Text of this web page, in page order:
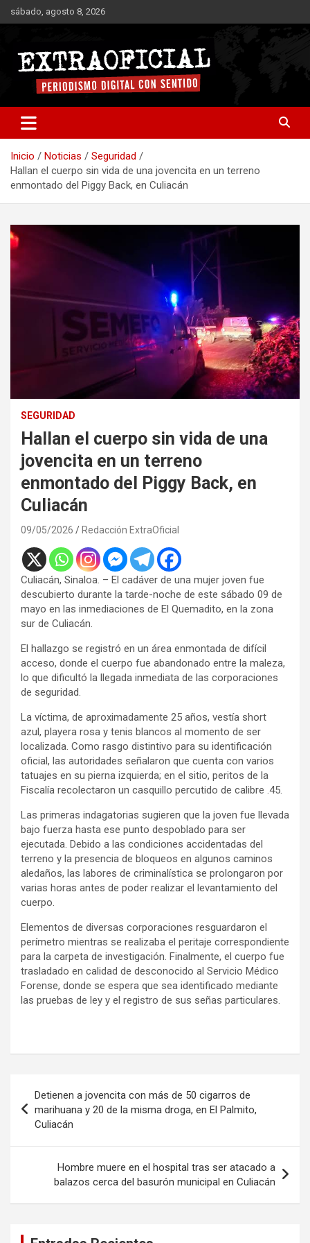
Saltar
al
sábado, agosto 8, 2026
Extraoficial
Inicio Noticias
Seguridad
Hallan el cuerpo sin vida de una jovencita en un terreno
enmontado del Piggy Back, en Culiacán
SEGURIDAD
Hallan el cuerpo sin vida de una
jovencita en un terreno
enmontado del Piggy Back, en
Culiacán
09/05/2026 Redacción ExtraOficial
Culiacán, Sinaloa. – El cadáver de una mujer joven fue
descubierto durante la tarde-noche de este sábado 09 de
mayo en las inmediaciones de El Quemadito, en la zona
sur de Culiacán.
El hallazgo se registró en un área enmontada de difícil
acceso, donde el cuerpo fue abandonado entre la maleza,
lo que dificultó la llegada inmediata de las corporaciones
de seguridad.
La víctima, de aproximadamente 25 años, vestía short
azul, playera rosa y tenis blancos al momento de ser
localizada. Como rasgo distintivo para su identificación
oficial, las autoridades señalaron que cuenta con varios
tatuajes en su pierna izquierda; en el sitio, peritos de la
Fiscalía recolectaron un casquillo percutido de calibre .45.
Las primeras indagatorias sugieren que la joven fue llevada
bajo fuerza hasta ese punto despoblado para ser
ejecutada. Debido a las condiciones accidentadas del
terreno y la presencia de bloqueos en algunos caminos
aledaños, las labores de criminalística se prolongaron por
varias horas antes de poder realizar el levantamiento del
cuerpo.
Elementos de diversas corporaciones resguardaron el
perímetro mientras se realizaba el peritaje correspondiente
para la carpeta de investigación. Finalmente, el cuerpo fue
trasladado en calidad de desconocido al Servicio Médico
Forense, donde se espera que sea identificado mediante
las pruebas de ley y el registro de sus señas particulares.
de
entradas
Detienen a jovencita con más de 50 cigarros de
marihuana y 20 de la misma droga, en El Palmito,
Culiacán
Hombre muere en el hospital tras ser atacado a
balazos cerca del basurón municipal en Culiacán